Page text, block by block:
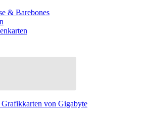
& Barebones
von Gigabyte